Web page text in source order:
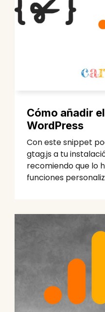
Cómo añadir
WordPress
Con este snippet
gtag.js a tu
recomiendo que lo
funciones